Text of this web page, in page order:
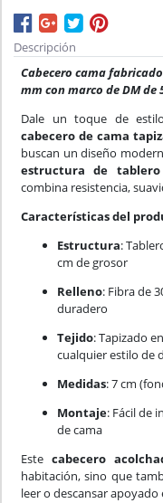
Descripción
Cabecero cama
mm con marco de DM de
Dale un toque de
cabecero de cama
buscan un diseño
estructura de
combina resistencia,
Características del
Estructura:
cm de grosor
Relleno: Fibra de
duradero
Tejido: Tapizado
cualquier estilo de
Medidas: 7 cm
Montaje: Fácil de
de cama
Estecabecero
habitación, sino que
leer o descansar apoyado